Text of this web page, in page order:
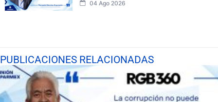
04 Ago 2026
PUBLICACIONES RELACIONADAS